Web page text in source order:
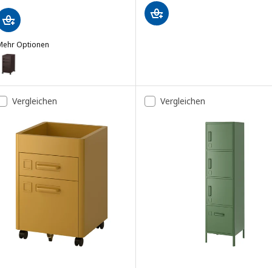
Optionen
MICKE, Schubladenelement auf Rollen, schwarzbraun, 35x75
Vergleichen Vergleichen